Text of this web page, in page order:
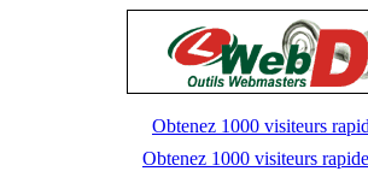
Obtenez 1000 visiteurs
Obtenez 1000 visiteurs